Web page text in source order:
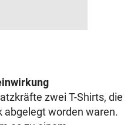
zwei T-Shirts, die
worden waren.